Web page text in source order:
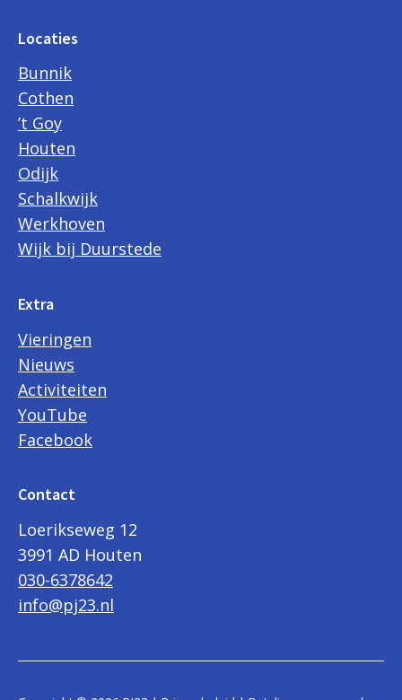
Locaties
Bunnik
Cothen
’t Goy
Houten
Odijk
Schalkwijk
Werkhoven
Wijk bij Duurstede
Extra
Vieringen
Nieuws
Activiteiten
YouTube
Facebook
Contact
Loerikseweg 12
3991 AD Houten
030-6378642
info@pj23.nl